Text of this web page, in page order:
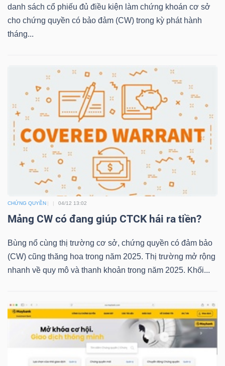
danh sách cổ phiếu đủ điều kiện làm chứng khoán cơ sở
cho chứng quyền có bảo đảm (CW) trong kỳ phát hành
tháng...
CHỨNG QUYỀN 04/12 13:02
Mảng CW có đang giúp CTCK hái ra tiền?
Bùng nổ cùng thị trường cơ sở, chứng quyền có đảm bảo
(CW) cũng thăng hoa trong năm 2025. Thị trường mở rộng
nhanh về quy mô và thanh khoản trong năm 2025. Khối...
LƯỢNG
NGUYÊN
VẬT
CÔNG
NGHIỆP
TIÊU
DÙNG
KHÔNG